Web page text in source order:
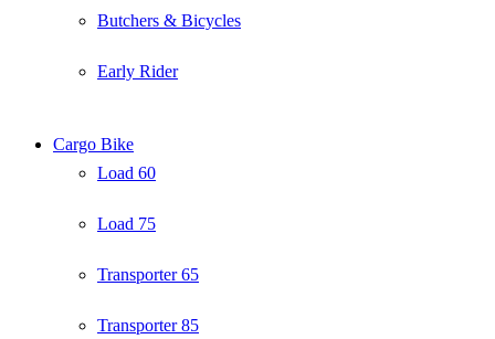
Butchers & Bicycles
Early Rider
Cargo Bike
Load 60
Load 75
Transporter 65
Transporter 85